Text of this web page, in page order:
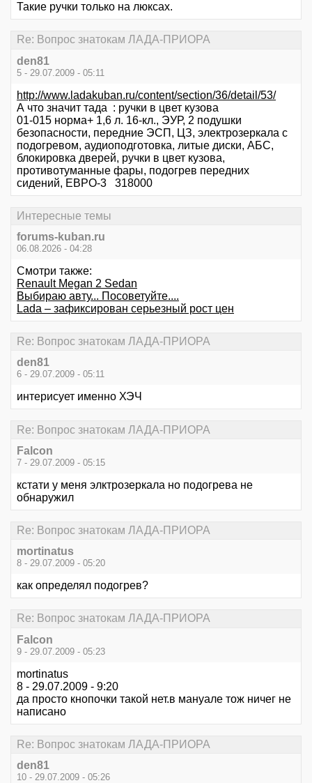
Такие ручки только на люксах.
Re: Вопрос знатокам ЛАДА-ПРИОРА
den81
5 - 29.07.2009 - 05:11
http://www.ladakuban.ru/content/section/36/detail/53/
А что значит тада : ручки в цвет кузова
01-015 норма+ 1,6 л. 16-кл., ЭУР, 2 подушки
безопасности, передние ЭСП, ЦЗ, электрозеркала с
подогревом, аудиоподготовка, литые диски, АБС,
блокировка дверей, ручки в цвет кузова,
противотуманные фары, подогрев передних
сидений, ЕВРО-3 318000
Интересные темы
forums-kuban.ru
06.08.2026 - 04:28
Смотри также:
Renault Megan 2 Sedan
Выбираю авту... Посоветуйте....
Lada – зафиксирован серьезный рост цен
Re: Вопрос знатокам ЛАДА-ПРИОРА
den81
6 - 29.07.2009 - 05:11
интерисует именно ХЭЧ
Re: Вопрос знатокам ЛАДА-ПРИОРА
Falcon
7 - 29.07.2009 - 05:15
кстати у меня элктрозеркала но подогрева не
обнаружил
Re: Вопрос знатокам ЛАДА-ПРИОРА
mortinatus
8 - 29.07.2009 - 05:20
как определял подогрев?
Re: Вопрос знатокам ЛАДА-ПРИОРА
Falcon
9 - 29.07.2009 - 05:23
mortinatus
8 - 29.07.2009 - 9:20
да просто кнопочки такой нет.в мануале тож ничег не
написано
Re: Вопрос знатокам ЛАДА-ПРИОРА
den81
10 - 29.07.2009 - 05:26